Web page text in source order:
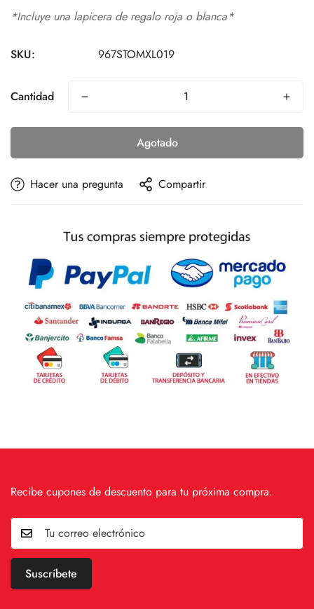
*Incluye una lapicera de regalo roja o blanca*
SKU: 967STOMXL019
Cantidad
Agotado
Hacer una pregunta Compartir
Recibe cupones de descuento para tu próxima compra.
Suscríbete